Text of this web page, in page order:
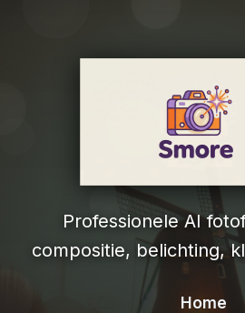
Professionele AI
compositie, belichting,
Home